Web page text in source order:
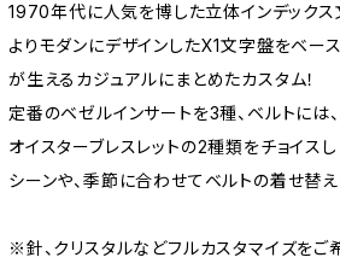
1970年代に人気を博した立体インデックス
よりモダンにデザインしたX1文字盤をベー
が生えるカジュアルにまとめたカスタム！
定番のベゼルインサートを3種、ベルトには
オイスターブレスレットの2種類をチョイスし
シーンや、季節に合わせてベルトの着せ替
※針、クリスタルなどフルカスタマイズをご